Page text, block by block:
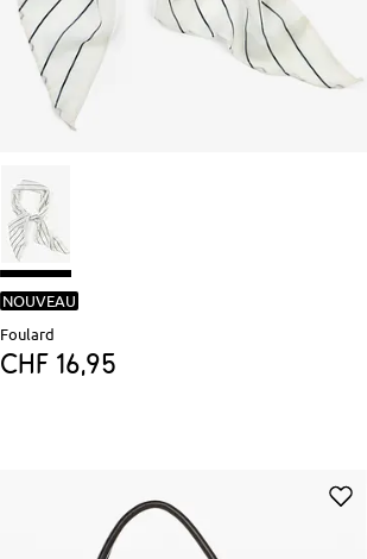
NOUVEAU
Foulard
CHF 16,95